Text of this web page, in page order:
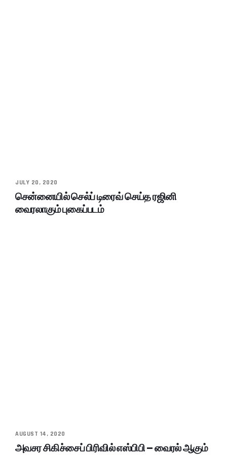
JULY 20, 2020
சென்னையில் செல்ப் டிரைவ் செய்த ரஜினி
வைரலாகும் புகைப்படம்
AUGUST 14, 2020
அவசர சிகிச்சைப் பிரிவில் எஸ்பிபி – வைரல் ஆகும்